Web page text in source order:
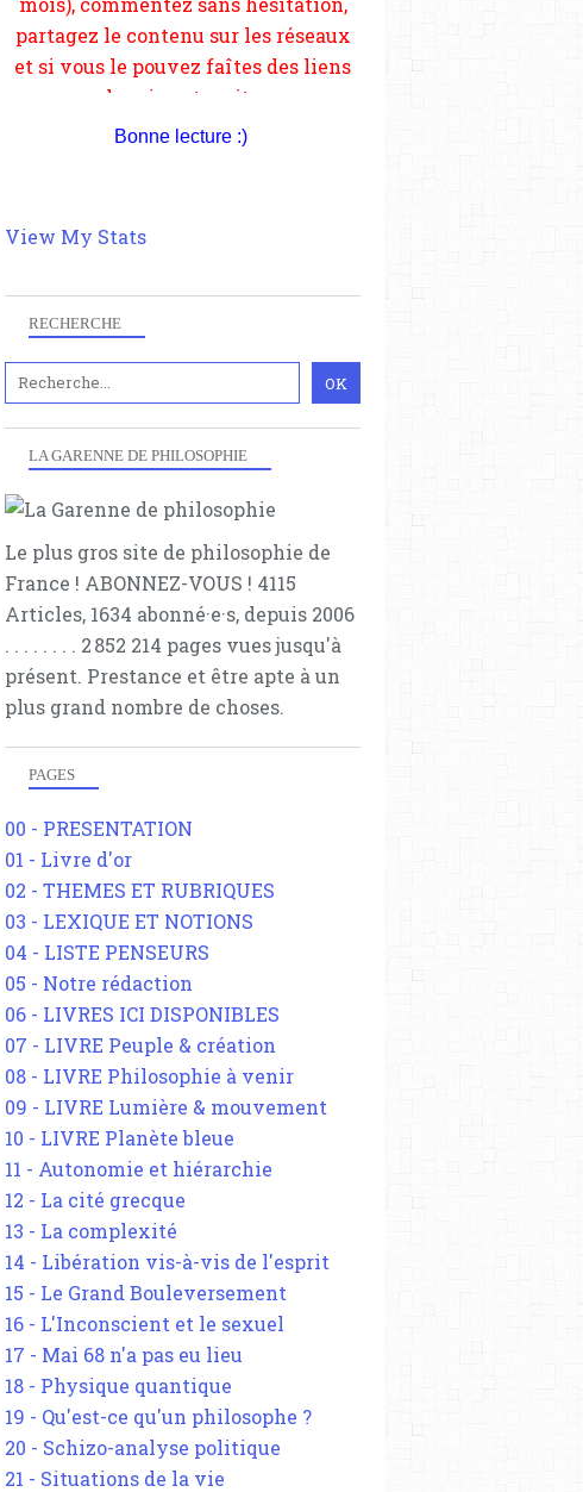
VIDÉOS
MARCEL GAUCHET
EMMANUEL MACRON
EUROPE
ETIENNE CAMPION
RAYMOND ARON
ACTIVITÉ CULTURELLE
RECHERCHE
LA GARENNE DE PHILOSOPHIE
Le plus gros site de philosophie de
France ! ABONNEZ-VOUS ! 4115
Articles, 1634 abonné·e·s, depuis 2006
. . . . . . . . 2 852 214 pages vues jusqu'à
présent. Prestance et être apte à un
plus grand nombre de choses.
PAGES
00 - PRESENTATION
01 - Livre d'or
02 - THEMES ET RUBRIQUES
03 - LEXIQUE ET NOTIONS
04 - LISTE PENSEURS
05 - Notre rédaction
06 - LIVRES ICI DISPONIBLES
07 - LIVRE Peuple & création
08 - LIVRE Philosophie à venir
09 - LIVRE Lumière & mouvement
10 - LIVRE Planète bleue
11 - Autonomie et hiérarchie
12 - La cité grecque
13 - La complexité
14 - Libération vis-à-vis de l'esprit
15 - Le Grand Bouleversement
16 - L'Inconscient et le sexuel
17 - Mai 68 n'a pas eu lieu
18 - Physique quantique
19 - Qu'est-ce qu'un philosophe ?
20 - Schizo-analyse politique
21 - Situations de la vie
Bonne lecture :)
View My Stats